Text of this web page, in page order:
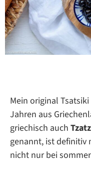
Mein original
Jahren aus
griechisch auch
genannt, ist definitiv
nicht nur bei